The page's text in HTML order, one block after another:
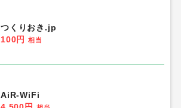
つくりおき.jp
100円
相当
AiR-WiFi